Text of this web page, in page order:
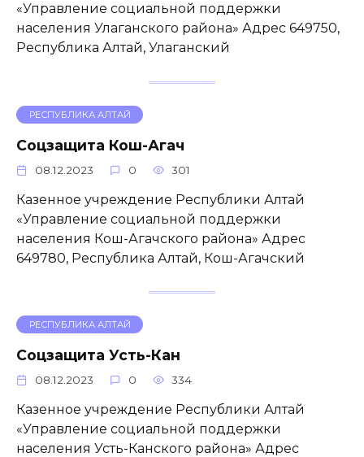
«Управление социальной поддержки
населения Улаганского района» Адрес 649750,
Республика Алтай, Улаганский
РЕСПУБЛИКА АЛТАЙ
Соцзащита Кош-Агач
08.12.2023 0 301
Казенное учреждение Республики Алтай
«Управление социальной поддержки
населения Кош-Агачского района» Адрес
649780, Республика Алтай, Кош-Агачский
РЕСПУБЛИКА АЛТАЙ
Соцзащита Усть-Кан
08.12.2023 0 334
Казенное учреждение Республики Алтай
«Управление социальной поддержки
населения Усть-Канского района» Адрес